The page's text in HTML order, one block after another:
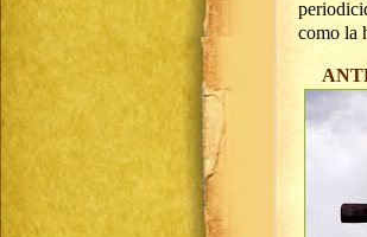
como la